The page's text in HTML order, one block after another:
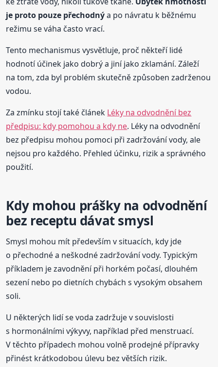
je proto pouze přechodnýa po návratu k běžnému
režimu se váha často vrací.
Tento mechanismus vysvětluje, proč někteří lidé
hodnotí účinek jako dobrý a jiní jako zklamání. Záleží
na tom, zda byl problém skutečně způsoben zadrženou
vodou.
Za zmínku stojí také článek Léky na odvodnění bez
předpisu: kdy pomohou a kdy ne. Léky na odvodnění
bez předpisu mohou pomoci při zadržování vody, ale
nejsou pro každého. Přehled účinku, rizik a správného
použití.
Kdy mohou prášky na odvodnění
bez receptu dávat smysl
Smysl mohou mít především v situacích, kdy jde
o přechodné a neškodné zadržování vody. Typickým
příkladem je zavodnění při horkém počasí, dlouhém
sezení nebo po dietních chybách s vysokým obsahem
soli.
U některých lidí se voda zadržuje v souvislosti
s hormonálními výkyvy, například před menstruací.
V těchto případech mohou volně prodejné přípravky
přinést krátkodobou úlevu bez větších rizik.